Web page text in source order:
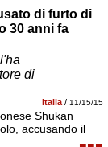
di furto di
30 anni fa
di
Italia / 11/15/15
Shukan
accusando il